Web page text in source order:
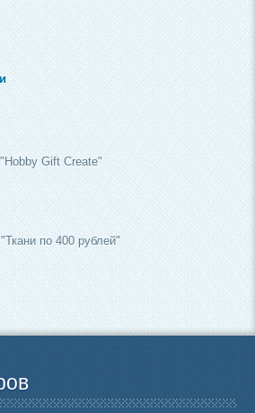
Gift Create"
по 400 рублей"